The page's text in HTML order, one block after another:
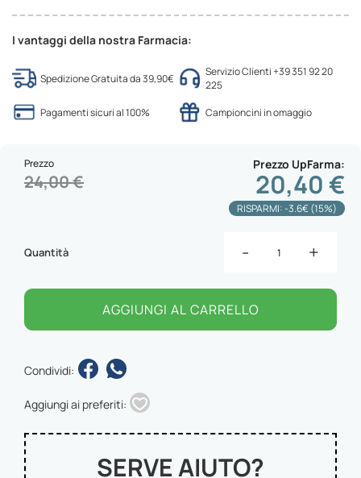
I vantaggi della nostra Farmacia:
Spedizione Gratuita da 39,90€
Servizio Clienti +39 351 92 20
225
Pagamenti sicuri al 100%
Campioncini in omaggio
Prezzo UpFarma
20,40 €
Prezzo
24,00 €
RISPARMI: -3.6€ (15%)
Quantità - +
AGGIUNGI AL CARRELLO
Condividi:
Aggiungi ai preferiti:
SERVE AIUTO?